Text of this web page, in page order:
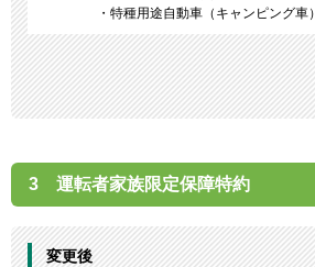
・特種用途自動車（キャンピング車）
3 運転者家族限定保障特約
変更後